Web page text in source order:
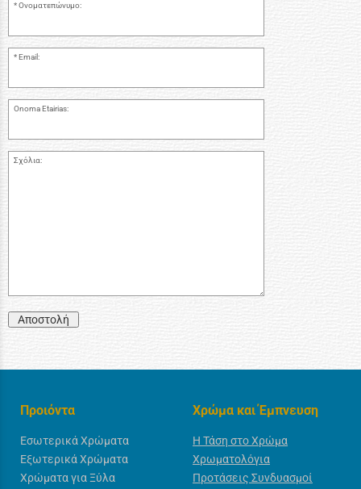
Ονοματεπώνυμο:
Email:
Onoma Etairias:
Σχόλια:
Αποστολή
Προιόντα
Εσωτερικά Χρώματα
Εξωτερικά Χρώματα
Χρώματα για Ξύλα
Χρώμα και Έμπνευση
Η Τάση στο Χρώμα
Χρωματολόγια
Προτάσεις Συνδυασμοί